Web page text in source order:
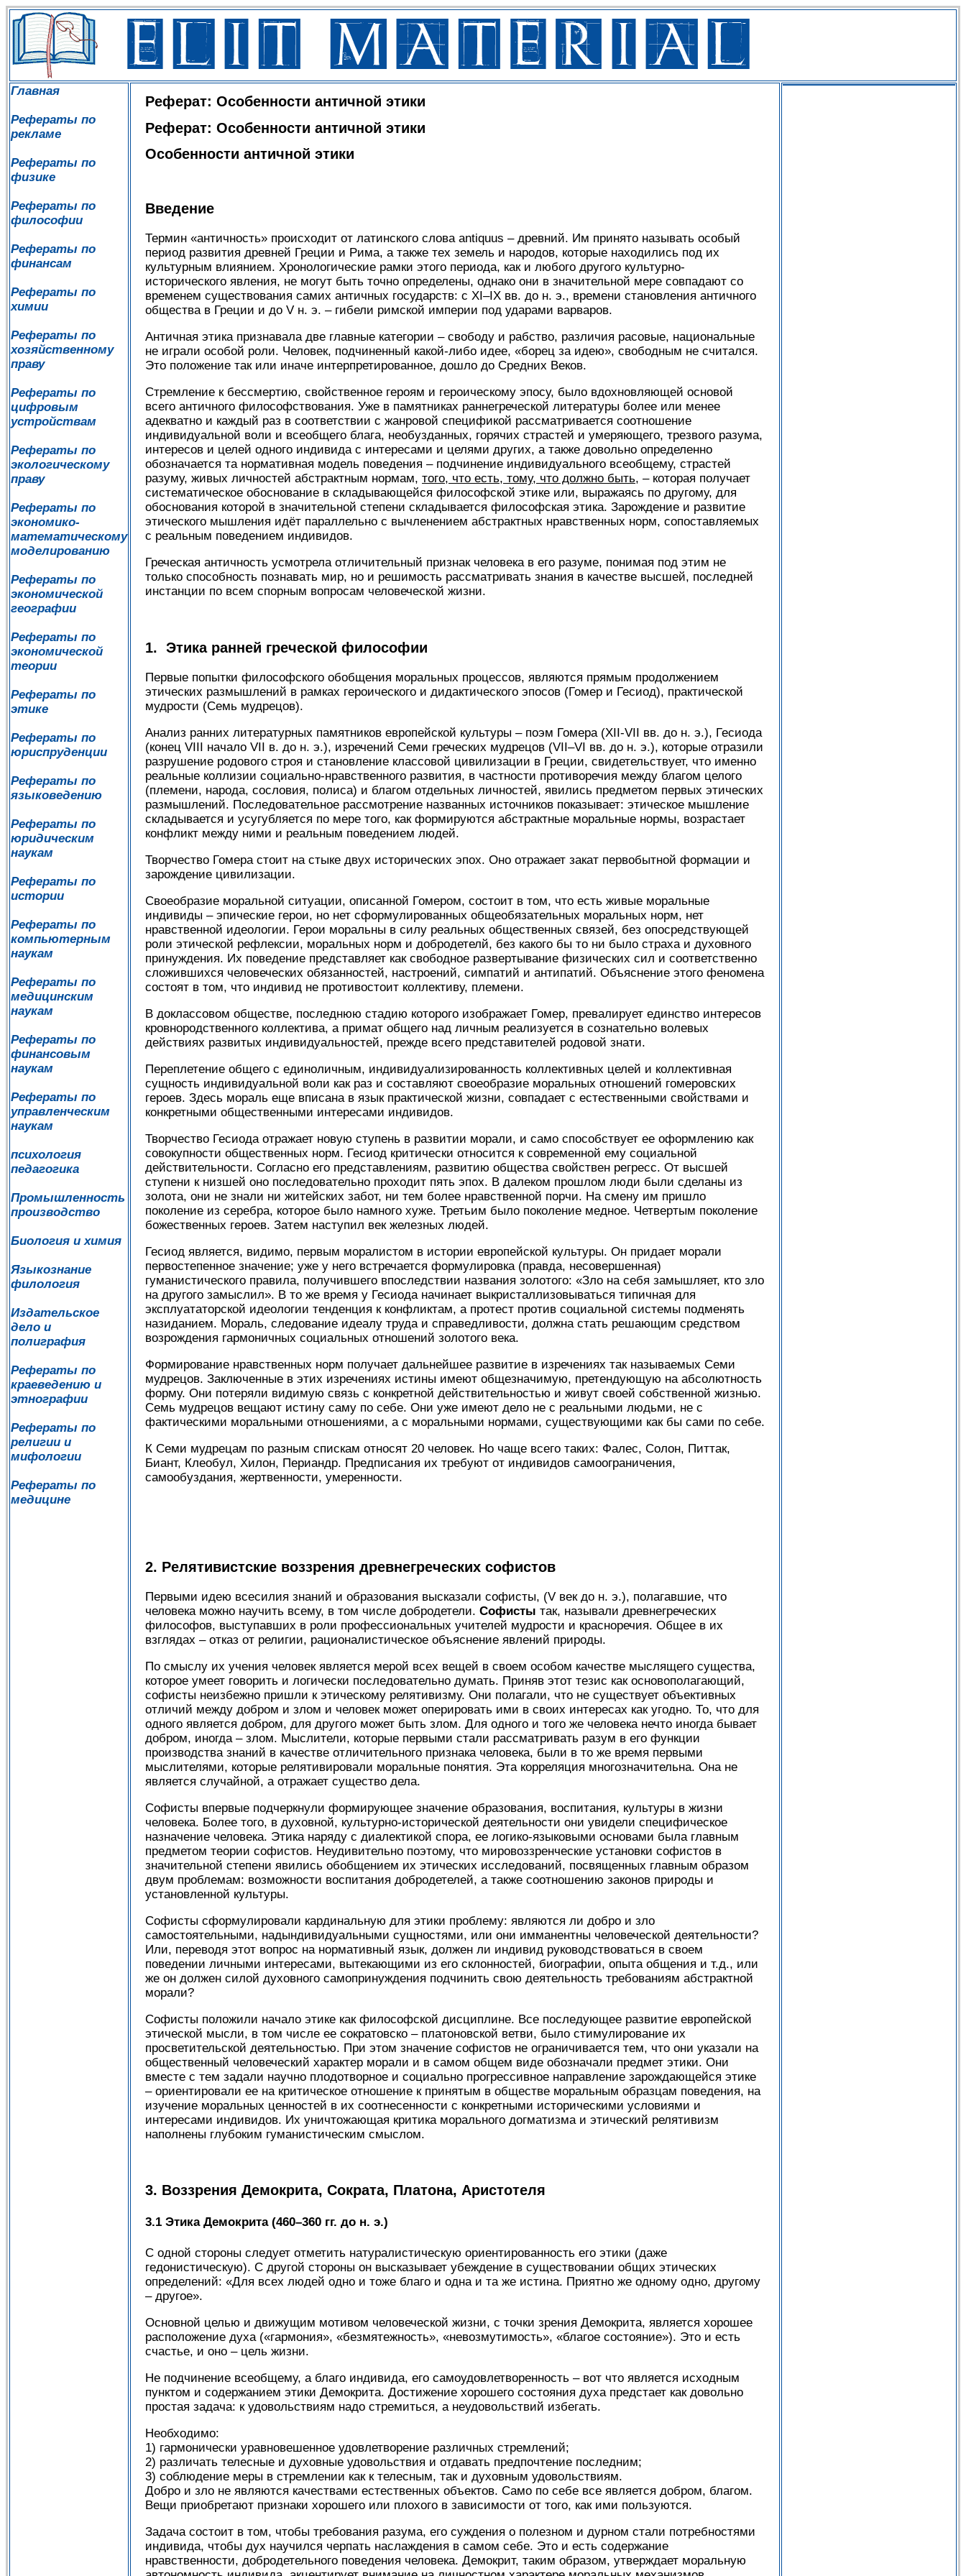
Главная
Рефераты по
рекламе
Рефераты по
физике
Рефераты по
философии
Рефераты по
финансам
Рефераты по
химии
Рефераты по
хозяйственному
праву
Рефераты по
цифровым
устройствам
Рефераты по
экологическому
праву
Рефераты по
экономико-
математическому
моделированию
Рефераты по
экономической
географии
Рефераты по
экономической
теории
Рефераты по
этике
Рефераты по
юриспруденции
Рефераты по
языковедению
Рефераты по
юридическим
наукам
Рефераты по
истории
Рефераты по
компьютерным
наукам
Рефераты по
медицинским
наукам
Рефераты по
финансовым
наукам
Рефераты по
управленческим
наукам
психология
педагогика
Промышленность
производство
Биология и химия
Языкознание
филология
Издательское
дело и
полиграфия
Рефераты по
краеведению и
этнографии
Рефераты по
религии и
мифологии
Рефераты по
медицине
Реферат: Особенности античной этики
Реферат: Особенности античной этики
Особенности античной этики
Введение
Термин «античность» происходит от латинского слова antiquus – древний. Им принято называть особый
период развития древней Греции и Рима, а также тех земель и народов, которые находились под их
культурным влиянием. Хронологические рамки этого периода, как и любого другого культурно-
исторического явления, не могут быть точно определены, однако они в значительной мере совпадают со
временем существования самих античных государств: с XI–IX вв. до н. э., времени становления античного
общества в Греции и до V н. э. – гибели римской империи под ударами варваров.
Античная этика признавала две главные категории – свободу и рабство, различия расовые, национальные
не играли особой роли. Человек, подчиненный какой-либо идее, «борец за идею», свободным не считался.
Это положение так или иначе интерпретированное, дошло до Средних Веков.
Стремление к бессмертию, свойственное героям и героическому эпосу, было вдохновляющей основой
всего античного философствования. Уже в памятниках раннегреческой литературы более или менее
адекватно и каждый раз в соответствии с жанровой спецификой рассматривается соотношение
индивидуальной воли и всеобщего блага, необузданных, горячих страстей и умеряющего, трезвого разума,
интересов и целей одного индивида с интересами и целями других, а также довольно определенно
обозначается та нормативная модель поведения – подчинение индивидуального всеобщему, страстей
разуму, живых личностей абстрактным нормам, того, что есть, тому, что должно быть, – которая получает
систематическое обоснование в складывающейся философской этике или, выражаясь по другому, для
обоснования которой в значительной степени складывается философская этика. Зарождение и развитие
этического мышления идёт параллельно с вычленением абстрактных нравственных норм, сопоставляемых
с реальным поведением индивидов.
Греческая античность усмотрела отличительный признак человека в его разуме, понимая под этим не
только способность познавать мир, но и решимость рассматривать знания в качестве высшей, последней
инстанции по всем спорным вопросам человеческой жизни.
1. Этика ранней греческой философии
Первые попытки философского обобщения моральных процессов, являются прямым продолжением
этических размышлений в рамках героического и дидактического эпосов (Гомер и Гесиод), практической
мудрости (Семь мудрецов).
Анализ ранних литературных памятников европейской культуры – поэм Гомера (ХII-VII вв. до н. э.), Гесиода
(конец VIII начало VII в. до н. э.), изречений Семи греческих мудрецов (VII–VI вв. до н. э.), которые отразили
разрушение родового строя и становление классовой цивилизации в Греции, свидетельствует, что именно
реальные коллизии социально-нравственного развития, в частности противоречия между благом целого
(племени, народа, сословия, полиса) и благом отдельных личностей, явились предметом первых этических
размышлений. Последовательное рассмотрение названных источников показывает: этическое мышление
складывается и усугубляется по мере того, как формируются абстрактные моральные нормы, возрастает
конфликт между ними и реальным поведением людей.
Творчество Гомера стоит на стыке двух исторических эпох. Оно отражает закат первобытной формации и
зарождение цивилизации.
Своеобразие моральной ситуации, описанной Гомером, состоит в том, что есть живые моральные
индивиды – эпические герои, но нет сформулированных общеобязательных моральных норм, нет
нравственной идеологии. Герои моральны в силу реальных общественных связей, без опосредствующей
роли этической рефлексии, моральных норм и добродетелй, без какого бы то ни было страха и духовного
принуждения. Их поведение представляет как свободное развертывание физических сил и соответственно
сложившихся человеческих обязанностей, настроений, симпатий и антипатий. Объяснение этого феномена
состоят в том, что индивид не противостоит коллективу, племени.
В доклассовом обществе, последнюю стадию которого изображает Гомер, превалирует единство интересов
кровнородственного коллектива, а примат общего над личным реализуется в сознательно волевых
действиях развитых индивидуальностей, прежде всего представителей родовой знати.
Переплетение общего с единоличным, индивидуализированность коллективных целей и коллективная
сущность индивидуальной воли как раз и составляют своеобразие моральных отношений гомеровских
героев. Здесь мораль еще вписана в язык практической жизни, совпадает с естественными свойствами и
конкретными общественными интересами индивидов.
Творчество Гесиода отражает новую ступень в развитии морали, и само способствует ее оформлению как
совокупности общественных норм. Гесиод критически относится к современной ему социальной
действительности. Согласно его представлениям, развитию общества свойствен регресс. От высшей
ступени к низшей оно последовательно проходит пять эпох. В далеком прошлом люди были сделаны из
золота, они не знали ни житейских забот, ни тем более нравственной порчи. На смену им пришло
поколение из серебра, которое было намного хуже. Третьим было поколение медное. Четвертым поколение
божественных героев. Затем наступил век железных людей.
Гесиод является, видимо, первым моралистом в истории европейской культуры. Он придает морали
первостепенное значение; уже у него встречается формулировка (правда, несовершенная)
гуманистического правила, получившего впоследствии названия золотого: «Зло на себя замышляет, кто зло
на другого замыслил». В то же время у Гесиода начинает выкристаллизовываться типичная для
эксплуататорской идеологии тенденция к конфликтам, а протест против социальной системы подменять
назиданием. Мораль, следование идеалу труда и справедливости, должна стать решающим средством
возрождения гармоничных социальных отношений золотого века.
Формирование нравственных норм получает дальнейшее развитие в изречениях так называемых Семи
мудрецов. Заключенные в этих изречениях истины имеют общезначимую, претендующую на абсолютность
форму. Они потеряли видимую связь с конкретной действительностью и живут своей собственной жизнью.
Семь мудрецов вещают истину саму по себе. Они уже имеют дело не с реальными людьми, не с
фактическими моральными отношениями, а с моральными нормами, существующими как бы сами по себе.
К Семи мудрецам по разным спискам относят 20 человек. Но чаще всего таких: Фалес, Солон, Питтак,
Биант, Клеобул, Хилон, Периандр. Предписания их требуют от индивидов самоограничения,
самообуздания, жертвенности, умеренности.
2. Релятивистские воззрения древнегреческих софистов
Первыми идею всесилия знаний и образования высказали софисты, (V век до н. э.), полагавшие, что
человека можно научить всему, в том числе добродетели. Софисты так, называли древнегреческих
философов, выступавших в роли профессиональных учителей мудрости и красноречия. Общее в их
взглядах – отказ от религии, рационалистическое объяснение явлений природы.
По смыслу их учения человек является мерой всех вещей в своем особом качестве мыслящего существа,
которое умеет говорить и логически последовательно думать. Приняв этот тезис как основополагающий,
софисты неизбежно пришли к этическому релятивизму. Они полагали, что не существует объективных
отличий между добром и злом и человек может оперировать ими в своих интересах как угодно. То, что для
одного является добром, для другого может быть злом. Для одного и того же человека нечто иногда бывает
добром, иногда – злом. Мыслители, которые первыми стали рассматривать разум в его функции
производства знаний в качестве отличительного признака человека, были в то же время первыми
мыслителями, которые релятивировали моральные понятия. Эта корреляция многозначительна. Она не
является случайной, а отражает существо дела.
Софисты впервые подчеркнули формирующее значение образования, воспитания, культуры в жизни
человека. Более того, в духовной, культурно-исторической деятельности они увидели специфическое
назначение человека. Этика наряду с диалектикой спора, ее логико-языковыми основами была главным
предметом теории софистов. Неудивительно поэтому, что мировоззренческие установки софистов в
значительной степени явились обобщением их этических исследований, посвященных главным образом
двум проблемам: возможности воспитания добродетелей, а также соотношению законов природы и
установленной культуры.
Софисты сформулировали кардинальную для этики проблему: являются ли добро и зло
самостоятельными, надындивидуальными сущностями, или они имманентны человеческой деятельности?
Или, переводя этот вопрос на нормативный язык, должен ли индивид руководствоваться в своем
поведении личными интересами, вытекающими из его склонностей, биографии, опыта общения и т.д., или
же он должен силой духовного самопринуждения подчинить свою деятельность требованиям абстрактной
морали?
Софисты положили начало этике как философской дисциплине. Все последующее развитие европейской
этической мысли, в том числе ее сократовско – платоновской ветви, было стимулирование их
просветительской деятельностью. При этом значение софистов не ограничивается тем, что они указали на
общественный человеческий характер морали и в самом общем виде обозначали предмет этики. Они
вместе с тем задали научно плодотворное и социально прогрессивное направление зарождающейся этике
– ориентировали ее на критическое отношение к принятым в обществе моральным образцам поведения, на
изучение моральных ценностей в их соотнесенности с конкретными историческими условиями и
интересами индивидов. Их уничтожающая критика морального догматизма и этический релятивизм
наполнены глубоким гуманистическим смыслом.
3. Воззрения Демокрита, Сократа, Платона, Аристотеля
3.1 Этика Демокрита (460–360 гг. до н. э.)
С одной стороны следует отметить натуралистическую ориентированность его этики (даже
гедонистическую). С другой стороны он высказывает убеждение в существовании общих этических
определений: «Для всех людей одно и тоже благо и одна и та же истина. Приятно же одному одно, другому
– другое».
Основной целью и движущим мотивом человеческой жизни, с точки зрения Демокрита, является хорошее
расположение духа («гармония», «безмятежность», «невозмутимость», «благое состояние»). Это и есть
счастье, и оно – цель жизни.
Не подчинение всеобщему, а благо индивида, его самоудовлетворенность – вот что является исходным
пунктом и содержанием этики Демокрита. Достижение хорошего состояния духа предстает как довольно
простая задача: к удовольствиям надо стремиться, а неудовольствий избегать.
Необходимо:
1) гармонически уравновешенное удовлетворение различных стремлений;
2) различать телесные и духовные удовольствия и отдавать предпочтение последним;
3) соблюдение меры в стремлении как к телесным, так и духовным удовольствиям.
Добро и зло не являются качествами естественных объектов. Само по себе все является добром, благом.
Вещи приобретают признаки хорошего или плохого в зависимости от того, как ими пользуются.
Задача состоит в том, чтобы требования разума, его суждения о полезном и дурном стали потребностями
индивида, чтобы дух научился черпать наслаждения в самом себе. Это и есть содержание
нравственности, добродетельного поведения человека. Демокрит, таким образом, утверждает моральную